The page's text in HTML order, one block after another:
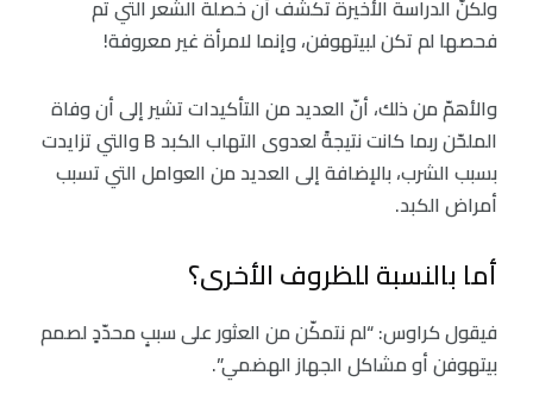
ولكنّ الدراسة الأخيرة تكشف أن خصلة الشعر التي تم
فحصها لم تكن لبيتهوفن، وإنما لامرأة غير معروفة!
والأهمّ من ذلك، أنّ العديد من التأكيدات تشير إلى أن وفاة
الملحّن ربما كانت نتيجةً لعدوى التهاب الكبد B والتي تزايدت
بسبب الشرب، بالإضافة إلى العديد من العوامل التي تسبب
أمراض الكبد.
أما بالنسبة للظروف الأخرى؟
فيقول كراوس: “لم نتمكّن من العثور على سببٍ محدّدٍ لصمم
بيتهوفن أو مشاكل الجهاز الهضمي”.